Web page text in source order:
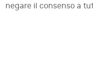
negare il consenso a